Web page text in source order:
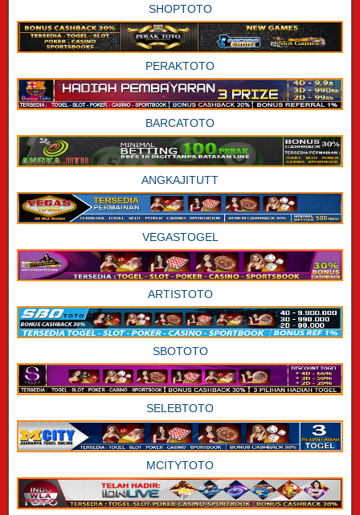
SHOPTOTO
PERAKTOTO
BARCATOTO
ANGKAJITUTT
VEGASTOGEL
ARTISTOTO
SBOTOTO
SELEBTOTO
MCITYTOTO